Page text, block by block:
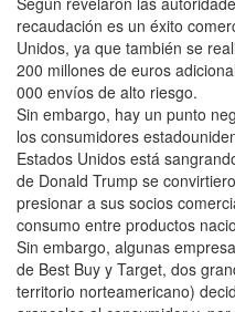
recaudación es un éxito
Unidos, ya que también se
200 millones de euros
000 envíos de alto riesgo.
Sin embargo, hay un punto
los consumidores
Estados Unidos está
de Donald Trump se
presionar a sus socios
consumo entre productos
Sin embargo, algunas
de Best Buy y Target, dos
territorio norteamericano)